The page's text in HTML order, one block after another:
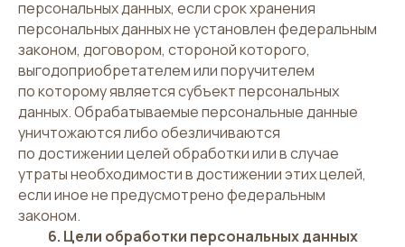
персональных данных, если срок хранения
персональных данных не установлен федеральным
законом, договором, стороной которого,
выгодоприобретателем или поручителем
по которому является субъект персональных
данных. Обрабатываемые персональные данные
уничтожаются либо обезличиваются
по достижении целей обработки или в случае
утраты необходимости в достижении этих целей,
если иное не предусмотрено федеральным
законом.
6. Цели обработки персональных данных